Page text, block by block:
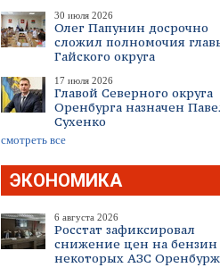
30 июля 2026
Олег Папунин досрочно
сложил полномочия
Гайского округа
17 июля 2026
Главой Северного округа
Оренбурга назначен
Сухенко
смотреть все
ЭКОНОМИКА
6 августа 2026
Росстат зафиксировал
снижение цен на бензин
некоторых АЗС